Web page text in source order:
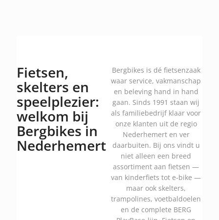
Fietsen,
skelters en
speelplezier:
welkom bij
Bergbikes in
Nederhemert
Bergbikes is dé fietsenzaak
waar service, vakmanschap
en beleving hand in hand
gaan. Sinds 1991 staan wij
als familiebedrijf klaar voor
onze klanten uit de regio
Nederhemert en ver
daarbuiten. Bij ons vindt u
niet alleen een breed
assortiment aan fietsen —
van kinderfiets tot e-bike —
maar ook skelters,
trampolines, voetbaldoelen
en de complete BERG